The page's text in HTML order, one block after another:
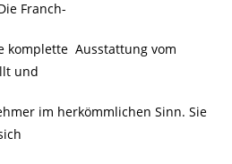
Franch-
komplette Ausstattung vom
und
im herkömmlichen Sinn. Sie